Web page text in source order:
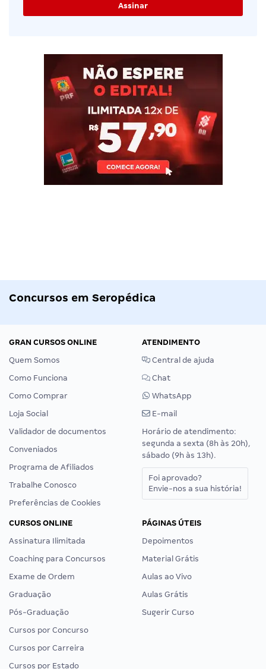
Concursos em Seropédica
GRAN CURSOS ONLINE
Quem Somos
Como Funciona
Como Comprar
Loja Social
Validador de documentos
Conveniados
Programa de Afiliados
Trabalhe Conosco
Preferências de Cookies
ATENDIMENTO
Central de ajuda
Chat
WhatsApp
E-mail
Horário de atendimento:
segunda a sexta (8h às 20h),
sábado (9h às 13h).
Foi aprovado?
Envie-nos a sua história!
CURSOS ONLINE
Assinatura Ilimitada
Coaching para Concursos
Exame de Ordem
Graduação
Pós-Graduação
Cursos por Concurso
Cursos por Carreira
Cursos por Estado
PÁGINAS ÚTEIS
Depoimentos
Material Grátis
Aulas ao Vivo
Aulas Grátis
Sugerir Curso